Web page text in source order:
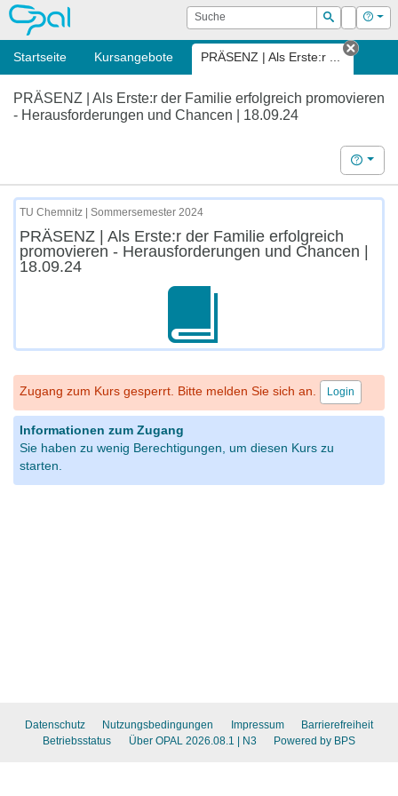
OPAL Suche
Suchen
Login Hilfe
Startseite Kursangebote PRÄSENZ | Als Erste:r ...
Tab
PRÄSENZ | Als Erste:r der Familie erfolgreich promovieren
- Herausforderungen und Chancen | 18.09.24
Hilfe
TU Chemnitz | Sommersemester 2024
PRÄSENZ | Als Erste:r der Familie erfolgreich
promovieren - Herausforderungen und Chancen |
18.09.24
Zugang zum Kurs gesperrt. Bitte melden Sie sich an. Login
Informationen zum Zugang
Sie haben zu wenig Berechtigungen, um diesen Kurs zu
starten.
Datenschutz Nutzungsbedingungen Impressum
Barrierefreiheit
Betriebsstatus
Über OPAL 2026.08.1 | N3 Powered by BPS